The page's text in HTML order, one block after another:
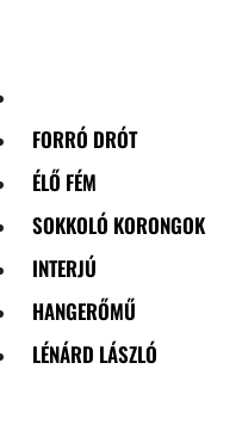
FORRÓ DRÓT
ÉLŐ FÉM
SOKKOLÓ KORONGOK
INTERJÚ
HANGERŐMŰ
LÉNÁRD LÁSZLÓ